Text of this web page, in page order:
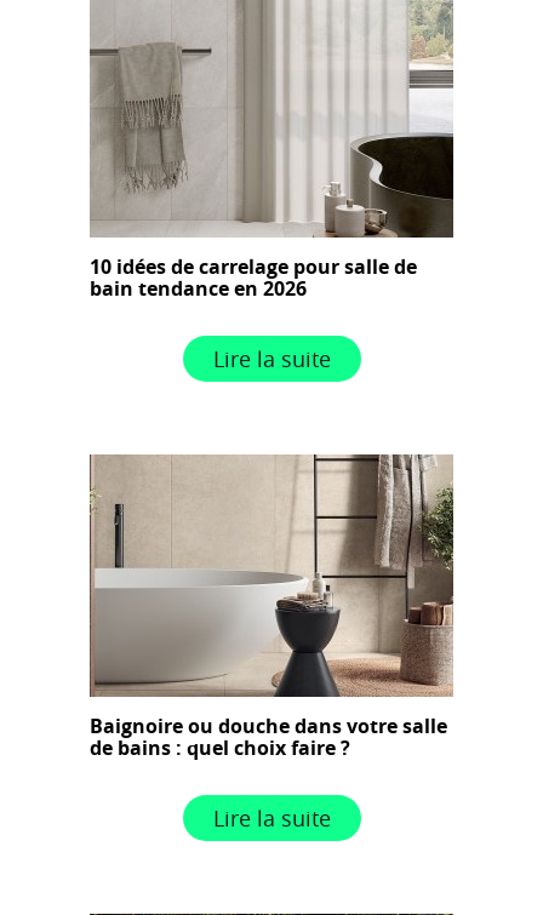
10 idées de carrelage pour salle de
bain tendance en 2026
Lire la suite
Baignoire ou douche dans votre salle
de bains : quel choix faire ?
Lire la suite